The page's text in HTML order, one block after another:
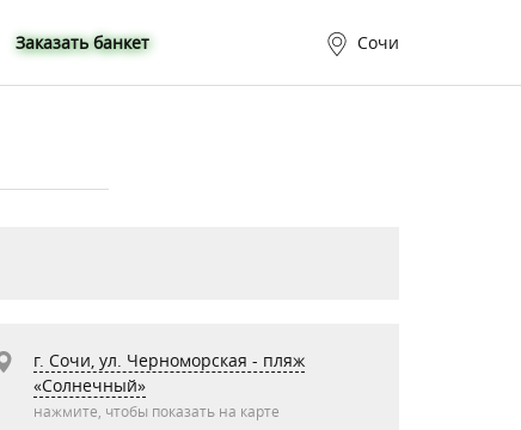
Заказать банкет Сочи
г. Сочи, ул. Черноморская - пляж
«Солнечный»
нажмите, чтобы показать на карте